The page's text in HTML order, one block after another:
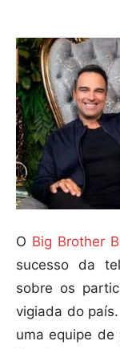
O Big Brother
sucesso da
sobre os
vigiada do
uma equipe de